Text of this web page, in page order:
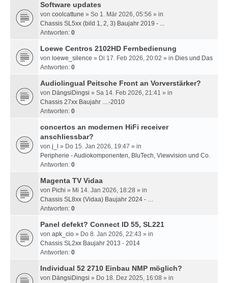
Software updates
von coolcattune » So 1. Mär 2026, 05:56 » in
Chassis SL5xx (bild 1, 2, 3) Baujahr 2019 - ...
Antworten: 0
Loewe Centros 2102HD Fernbedienung
von loewe_silence » Di 17. Feb 2026, 20:02 » in Dies und Das
Antworten: 0
Audiolingual Peitsche Front an Vorverstärker?
von DängsiDingsi » Sa 14. Feb 2026, 21:41 » in
Chassis 27xx Baujahr ....-2010
Antworten: 0
concertos an modernen HiFi receiver
anschliessbar?
von j_l
» Do 15. Jan 2026, 19:47 » in
Peripherie - Audiokomponenten, BluTech, Viewvision und Co.
Antworten: 0
Magenta TV Vidaa
von Pichi » Mi 14. Jan 2026, 18:28 » in
Chassis SL8xx (Vidaa) Baujahr 2024 - …
Antworten: 0
Panel defekt? Connect ID 55, SL221
von apk_cio » Do 8. Jan 2026, 22:43 » in
Chassis SL2xx Baujahr 2013 - 2014
Antworten: 0
Individual 52 2710 Einbau NMP möglich?
von DängsiDingsi » Do 18. Dez 2025, 16:08 » in